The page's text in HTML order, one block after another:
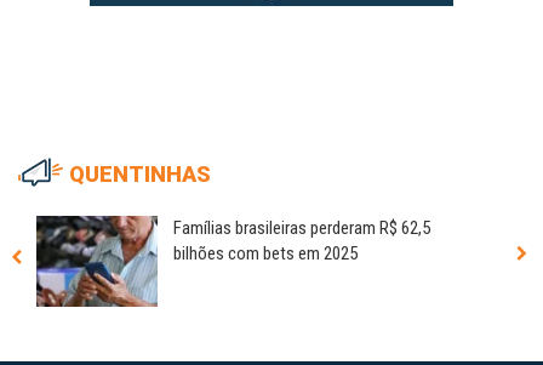
QUENTINHAS
Famílias brasileiras perderam R$ 62,5
bilhões com bets em 2025